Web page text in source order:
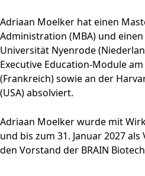
Adriaan Moelker hat einen
Administration (MBA) und
Universität Nyenrode
Executive Education-Module
(Frankreich) sowie an der
(USA) absolviert.
Adriaan Moelker wurde mit
und bis zum 31. Januar 2027
den Vorstand der BRAIN